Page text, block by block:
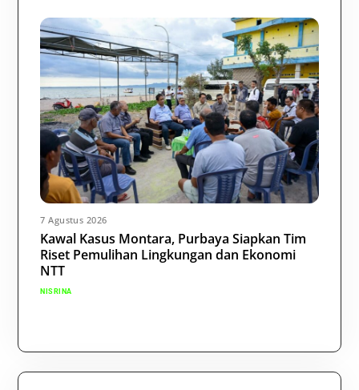
7 Agustus 2026
Kawal Kasus Montara, Purbaya Siapkan Tim
Riset Pemulihan Lingkungan dan Ekonomi
NTT
NISRINA